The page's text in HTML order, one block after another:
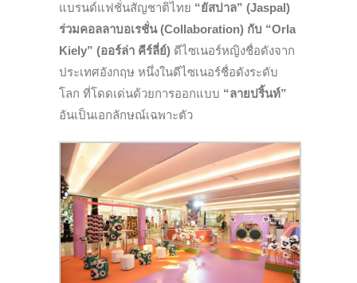
แบรนด์แฟชั่นสัญชาติไทย “ยัสปาล” (Jaspal)
ร่วมคอลลาบอเรชั่น (Collaboration) กับ “Orla
Kiely” (ออร์ล่า คีร์ลี่ย์) ดีไซเนอร์หญิงชื่อดังจาก
ประเทศอังกฤษ หนึ่งในดีไซเนอร์ชื่อดังระดับ
โลก ที่โดดเด่นด้วยการออกแบบ “ลายปริ้นท์”
อันเป็นเอกลักษณ์เฉพาะตัว